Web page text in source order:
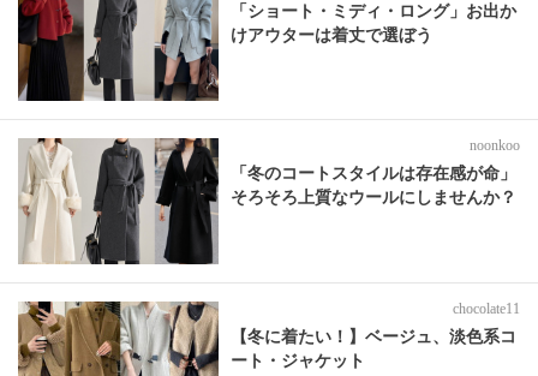
「ショート・ミディ・ロング」お出か
けアウターは着丈で選ぼう
noonkoo
「冬のコートスタイルは存在感が命」
そろそろ上質なウールにしませんか？
chocolate11
【冬に着たい！】ベージュ、淡色系コ
ート・ジャケット